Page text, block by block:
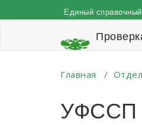
к
Единый
Главная /
УФССП